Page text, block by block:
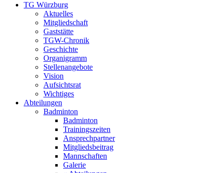
TG Würzburg
Aktuelles
Mitgliedschaft
Gaststätte
TGW-Chronik
Geschichte
Organigramm
Stellenangebote
Vision
Aufsichtsrat
Wichtiges
Abteilungen
Badminton
Badminton
Trainingszeiten
Ansprechpartner
Mitgliedsbeitrag
Mannschaften
Galerie